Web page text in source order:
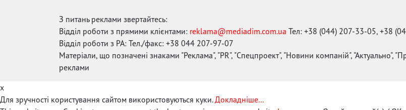
З питань реклами звертайтесь:
Відділ роботи з прямими клієнтами: reklama@mediadim.com.ua Тел: +38 (044) 207-33-05, +38
Відділ роботи з РА: Тел./факс: +38 044 207-97-07
Матеріали, що позначені знаками "Реклама", "PR", "Спецпроект", "Новини компаній", "Актуально",
реклами
x
Для зручності користування сайтом використовуються куки.Докладніше...